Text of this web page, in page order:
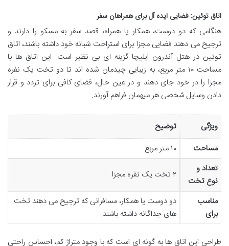
اتاق توئین: فضایی ایده آل برای همراهان سفر
هنگامی که دو دوست، همکار یا همراه، قصد سفر به مسکو را دارند و
ترجیح می دهند فضایی مجزا برای استراحت شبانه خود داشته باشند، اتاق
توئین در هتل آندرون ایلیچا گزینه ای بی نظیر است. این اتاق ها با
مساحت ۱۰ متر مربع، به زیبایی چیدمان شده اند تا دو تخت یک نفره
مجزا را در خود جای دهند و در عین حال، فضای کافی برای تردد و قرار
دادن وسایل شخصی هر میهمان فراهم آورند.
ویژگی
توضیح
مساحت
۱۰ متر مربع
تعداد و
نوع تخت
۲ تخت یک نفره مجزا
مناسب
برای
دو دوست یا همکار، مسافرانی که ترجیح می دهند تخت
های جداگانه داشته باشند.
طراحی این اتاق ها به گونه ای است که با وجود متراژ کم، احساس راحتی